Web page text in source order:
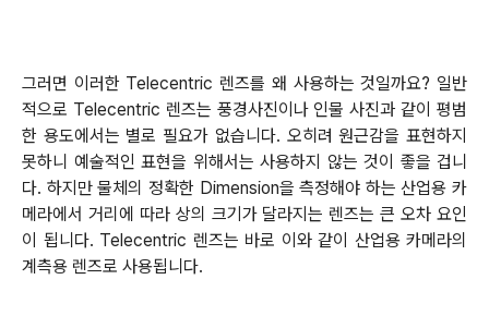
그러면 이러한 Telecentric 렌즈를 왜 사용하는 것일까요? 일반
적으로 Telecentric 렌즈는 풍경사진이나 인물 사진과 같이 평범
한 용도에서는 별로 필요가 없습니다. 오히려 원근감을 표현하지
못하니 예술적인 표현을 위해서는 사용하지 않는 것이 좋을 겁니
다. 하지만 물체의 정확한 Dimension을 측정해야 하는 산업용 카
메라에서 거리에 따라 상의 크기가 달라지는 렌즈는 큰 오차 요인
이 됩니다. Telecentric 렌즈는 바로 이와 같이 산업용 카메라의
계측용 렌즈로 사용됩니다.